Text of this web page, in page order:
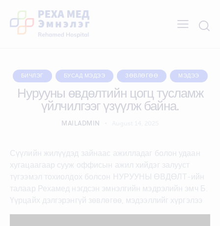
БИЧЛЭГ БУСАД МЭДЭЭ ЗӨВЛӨГӨӨ МЭДЭЭ
Нурууны өвдөлтийн цогц тусламж
үйлчилгээг үзүүлж байна.
MAILADMIN
Сүүлийн жилүүдэд зайнаас ажилладаг болон удаан
хугацаагаар сууж оффисын ажил хийдэг залууст
түгээмэл тохиолдох болсон НУРУУНЫ ӨВДӨЛТ-ийн
талаар Рехамед нэгдсэн эмнэлгийн мэдрэлийн эмч Б.
Үүрцайх дэлгэрэнгүй зөвлөгөө, мэдээллийг хүргэлээ